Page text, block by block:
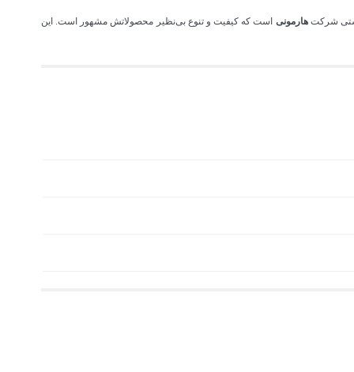
شرکتهارمونی است که کیفیت و تنوع بی‌نظیر محصولاتش مشهور است. این